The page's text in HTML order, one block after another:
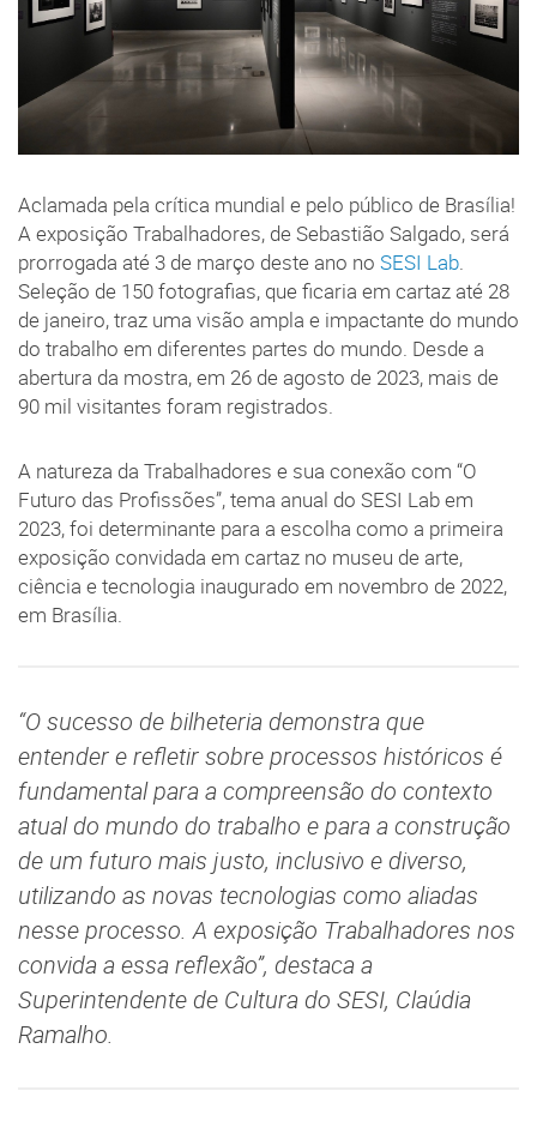
Aclamada pela crítica mundial e pelo público de Brasília!
A exposição Trabalhadores, de Sebastião Salgado, será
prorrogada até 3 de março deste ano no SESI Lab.
Seleção de 150 fotografias, que ficaria em cartaz até 28
de janeiro, traz uma visão ampla e impactante do mundo
do trabalho em diferentes partes do mundo. Desde a
abertura da mostra, em 26 de agosto de 2023, mais de
90 mil visitantes foram registrados.
A natureza da Trabalhadores e sua conexão com “O
Futuro das Profissões”, tema anual do SESI Lab em
2023, foi determinante para a escolha como a primeira
exposição convidada em cartaz no museu de arte,
ciência e tecnologia inaugurado em novembro de 2022,
em Brasília.
“O sucesso de bilheteria demonstra que
entender e refletir sobre processos históricos é
fundamental para a compreensão do contexto
atual do mundo do trabalho e para a construção
de um futuro mais justo, inclusivo e diverso,
utilizando as novas tecnologias como aliadas
nesse processo. A exposição Trabalhadores nos
convida a essa reflexão”, destaca a
Superintendente de Cultura do SESI, Claúdia
Ramalho.